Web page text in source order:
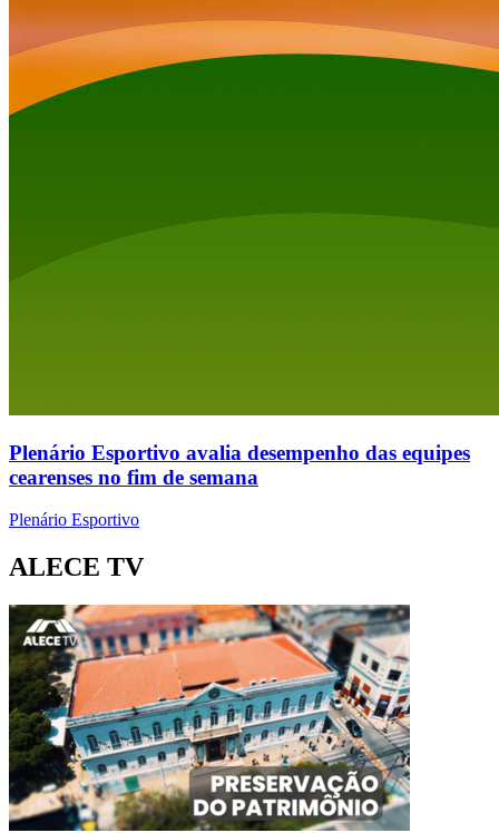
Plenário Esportivo avalia desempenho das equipes
cearenses no fim de semana
Plenário Esportivo
ALECE TV